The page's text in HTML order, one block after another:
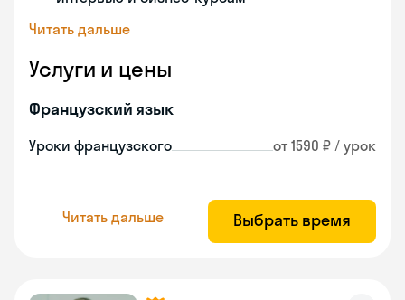
Читать дальше
Услуги и цены
Французский язык
Уроки французского от 1590 ₽ / урок
Читать дальше Выбрать время